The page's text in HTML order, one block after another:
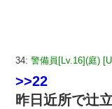
34: 警備員[Lv.16](庭)
>>22
昨日近所で辻